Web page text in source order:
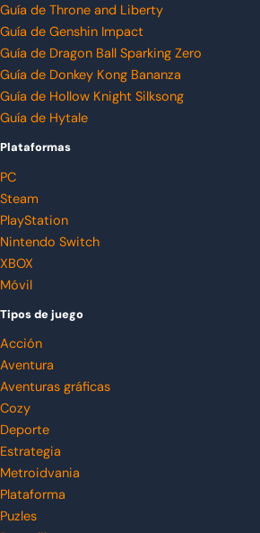
Guía de Throne and Liberty
Guía de Genshin Impact
Guía de Dragon Ball Sparking Zero
Guía de Donkey Kong Bananza
Guía de Hollow Knight Silksong
Guía de Hytale
Plataformas
PC
Steam
PlayStation
Nintendo Switch
XBOX
Móvil
Tipos de juego
Acción
Aventura
Aventuras gráficas
Cozy
Deporte
Estrategia
Metroidvania
Plataforma
Puzles